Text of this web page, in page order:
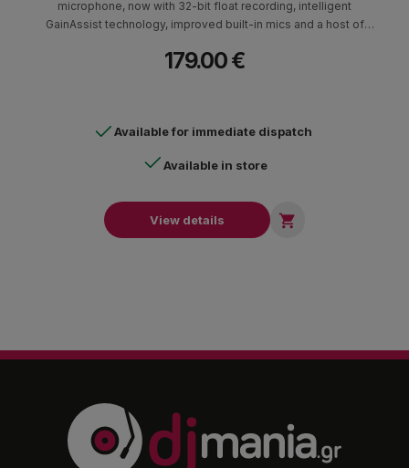
microphone, now with 32-bit float recording, intelligent
GainAssist technology, improved built-in mics and a host of
companion.
179.00 €
Available for immediate dispatch
Available in store
View details 